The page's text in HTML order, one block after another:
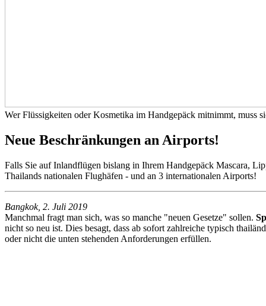
Wer Flüssigkeiten oder Kosmetika im Handgepäck mitnimmt, muss
Neue Beschränkungen an Airports!
Falls Sie auf Inlandflügen bislang in Ihrem Handgepäck Mascara,
Thailands nationalen Flughäfen - und an 3 internationalen Airports!
Bangkok, 2. Juli 2019
Manchmal fragt man sich, was so manche "neuen Gesetze" sollen.
nicht so neu ist. Dies besagt, dass ab sofort zahlreiche typisch
oder nicht die unten stehenden Anforderungen erfüllen.